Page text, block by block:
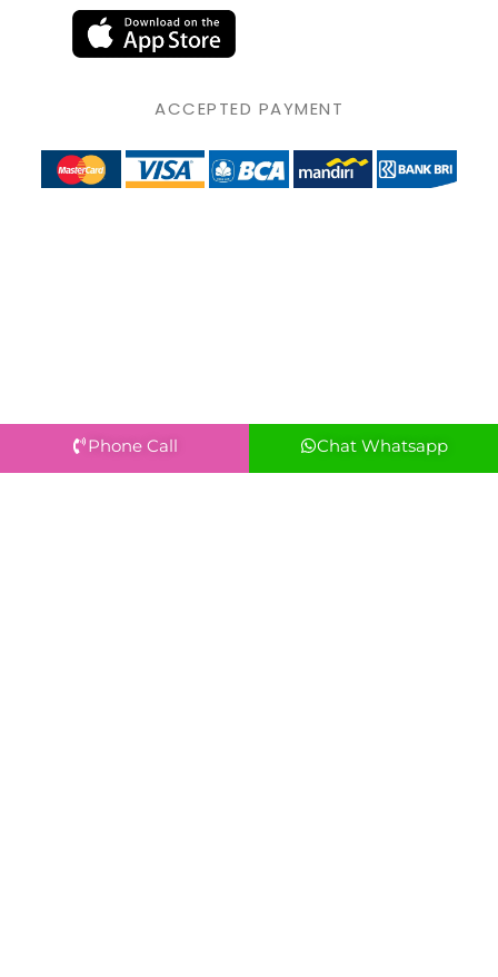
ACCEPTED PAYMENT
Phone Call Chat Whatsapp